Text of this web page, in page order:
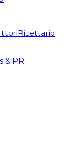
Ricettario
& PR